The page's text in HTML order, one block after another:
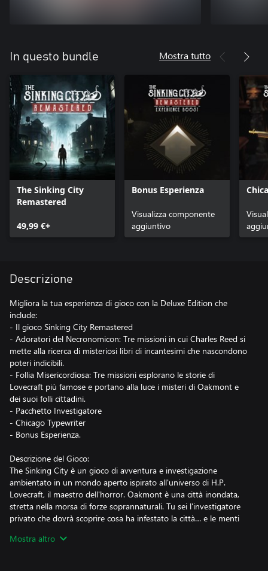
In questo bundle Mostra tutto
The Sinking City
Remastered
49,99 €+
Bonus Esperienza
Visualizza componente
aggiuntivo
Descrizione
Migliora la tua esperienza di gioco con la Deluxe Edition che
include:
- Il gioco Sinking City Remastered
- Adoratori del Necronomicon: Tre missioni in cui Charles Reed si
mette alla ricerca di misteriosi libri di incantesimi che nascondono
poteri indicibili.
- Follia Misericordiosa: Tre missioni esplorano le storie di
Lovecraft più famose e portano alla luce i misteri di Oakmont e
dei suoi folli cittadini.
- Pacchetto Investigatore
- Chicago Typewriter
- Bonus Esperienza.
Descrizione del Gioco:
The Sinking City è un gioco di avventura e investigazione
ambientato in un mondo aperto ispirato all'universo di H.P.
Lovecraft, il maestro dell'horror. Oakmont è una città inondata,
stretta nella morsa di forze soprannaturali. Tu sei l'investigatore
privato che dovrà scoprire cosa ha infestato la città… e le menti
Mostra altro